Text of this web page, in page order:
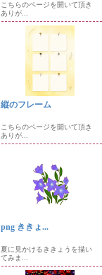
こちらのページを開いて頂き
ありが...
縦のフレーム
こちらのページを開いて頂き
ありが...
png ききょ...
夏に見かけるききょうを描い
てみま...